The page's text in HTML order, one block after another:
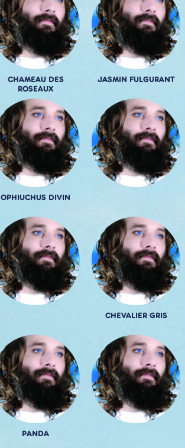
CHAMEAU DES
ROSEAUX
JASMIN FULGURANT
OPHIUCHUS DIVIN
CHEVALIER GRIS
PANDA